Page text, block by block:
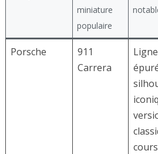
miniature
populaire
Porsche
911
Carrera